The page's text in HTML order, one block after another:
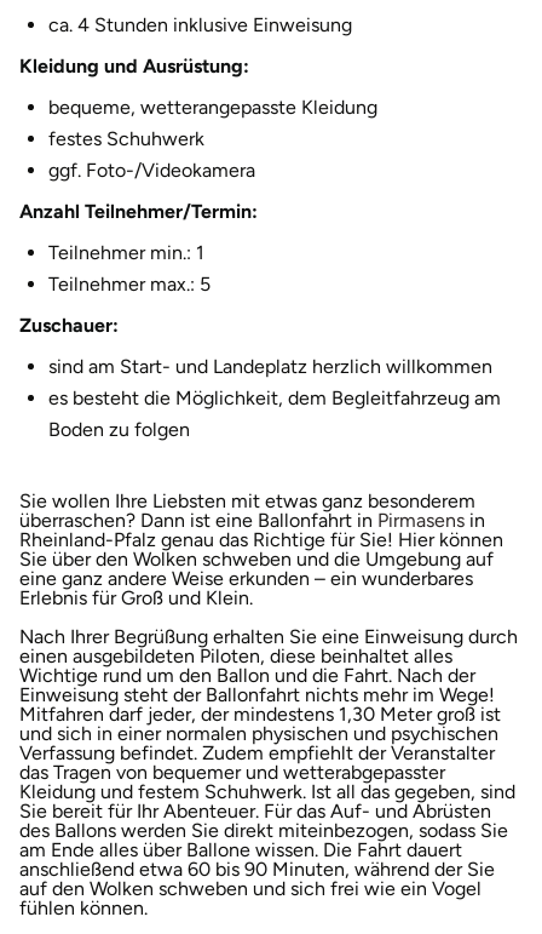
ca. 4 Stunden inklusive Einweisung
Kleidung und Ausrüstung:
bequeme, wetterangepasste Kleidung
festes Schuhwerk
ggf. Foto-/Videokamera
Anzahl Teilnehmer/Termin:
Teilnehmer min.: 1
Teilnehmer max.: 5
Zuschauer:
sind am Start- und Landeplatz herzlich willkommen
es besteht die Möglichkeit, dem Begleitfahrzeug am
Boden zu folgen
Sie wollen Ihre Liebsten mit etwas ganz besonderem
überraschen? Dann ist eine Ballonfahrt in Pirmasensöffnet in
in
Rheinland-Pfalz genau das Richtige für Sie! Hier können
Sie über den Wolken schweben und die Umgebung auf
eine ganz andere Weise erkunden – ein wunderbares
Erlebnis für Groß und Klein.
Nach Ihrer Begrüßung erhalten Sie eine Einweisung durch
einen ausgebildeten Piloten, diese beinhaltet alles
Wichtige rund um den Ballon und die Fahrt. Nach der
Einweisung steht der Ballonfahrt nichts mehr im Wege!
Mitfahren darf jeder, der mindestens 1,30 Meter groß ist
und sich in einer normalen physischen und psychischen
Verfassung befindet. Zudem empfiehlt der Veranstalter
das Tragen von bequemer und wetterabgepasster
Kleidung und festem Schuhwerk. Ist all das gegeben, sind
Sie bereit für Ihr Abenteuer. Für das Auf- und Abrüsten
des Ballons werden Sie direkt miteinbezogen, sodass Sie
am Ende alles über Ballone wissen. Die Fahrt dauert
anschließend etwa 60 bis 90 Minuten, während der Sie
auf den Wolken schweben und sich frei wie ein Vogel
fühlen können.
Heidelberg
Heidenheim
Heilbronn
Herzogenaurach
Herzogtum Lauenburg
Homburg
Horb am Neckar
Ibbenbüren
Ingolstadt
Jena
Jerichower Land
Kamp-Lintfort
Karlsruhe
Kassel